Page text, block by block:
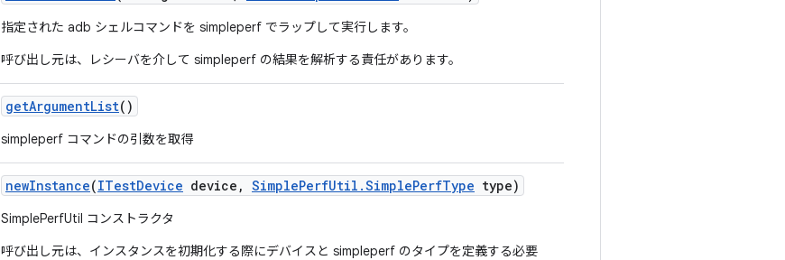
指定された adb シェルコマンドを simpleperf でラップして実行します。
呼び出し元は、レシーバを介して simpleperf の結果を解析する責任があります。
getArgumentList()
simpleperf コマンドの引数を取得
newInstance(ITestDevice device , SimplePerfUtil .SimplePerfType type)
SimplePerfUtil コンストラクタ
呼び出し元は、インスタンスを初期化する際にデバイスと simpleperf のタイプを定義する必要